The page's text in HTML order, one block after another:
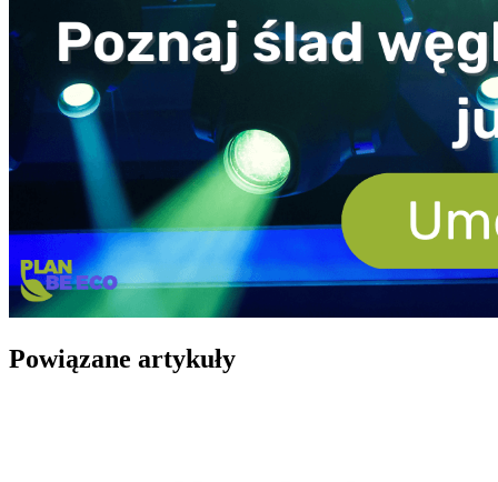
Powiązane artykuły